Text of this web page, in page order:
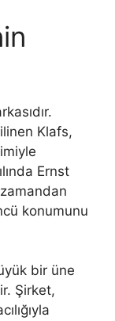
Klafs,
Ernst
konumunu
bir üne
Şirket,